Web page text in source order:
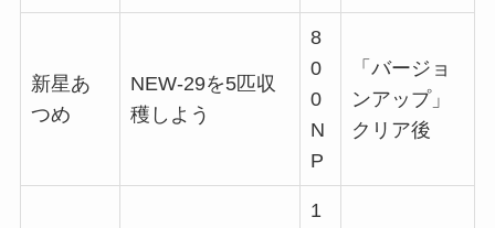
新星あ
つめ
NEW-29を5匹収
穫しよう
8
0
0
N
P
「バージョ
ンアップ」
クリア後
1